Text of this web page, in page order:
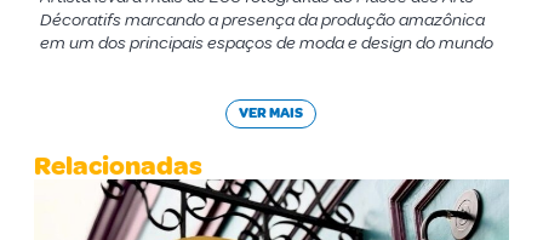
Décoratifs marcando a presença da produção amazônica
em um dos principais espaços de moda e design do mundo
VER MAIS
Relacionadas